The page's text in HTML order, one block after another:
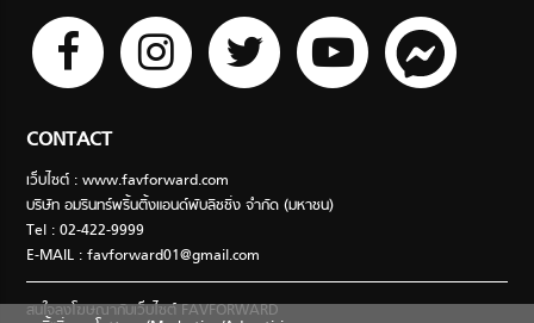
CONTACT
เว็บไซต์ : www.favforward.com
บริษัท อมรินทร์พริ้นติ้งแอนด์พับลิชชิ่ง จำกัด (มหาชน)
Tel : 02-422-9999
E-MAIL :favforward01@gmail.com
สนใจลงโฆษณากับเว็บไซต์ FAVFORWARD